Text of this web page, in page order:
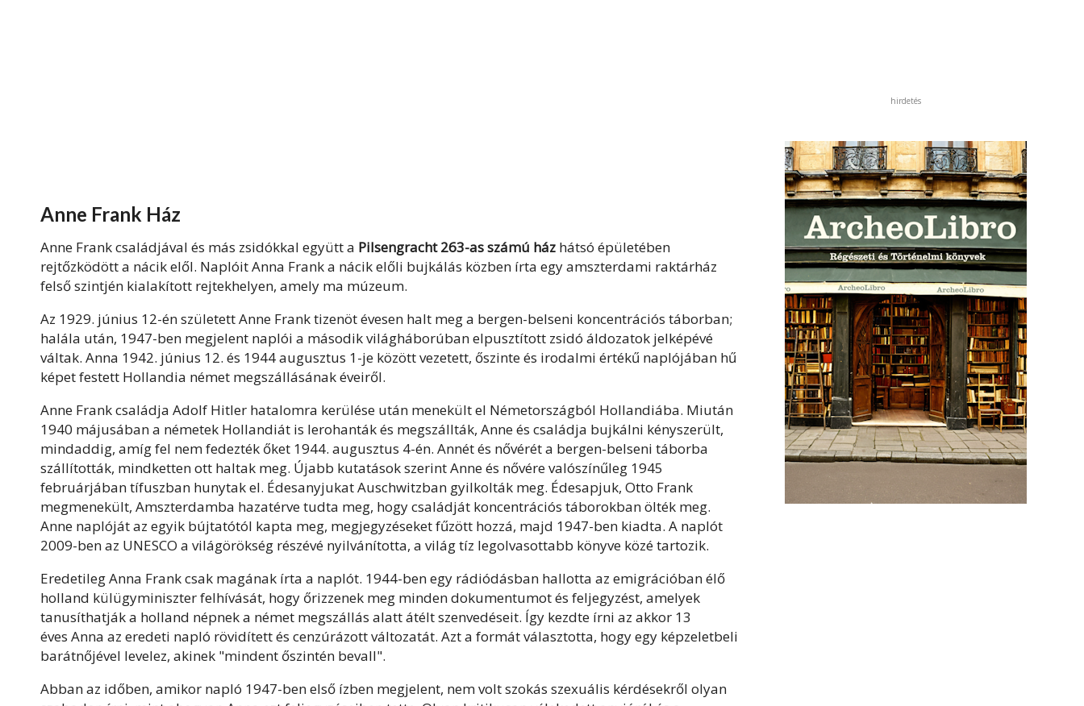
Anne Frank Ház
Anne Frankcsaládjával és más zsidókkal együtt a Pilsengracht 263-as számú ház hátsó épületében
rejtőzködött a nácik elől. NaplóitAnna Franka nácik előli bujkálás közben írta egy amszterdami raktárház
felső szintjén kialakított rejtekhelyen, amely ma múzeum.
Az 1929. június 12-én született Anne Franktizenöt évesen halt meg a bergen-belseni koncentrációs táborban;
halála után, 1947-ben megjelent naplói a második világháborúban elpusztított zsidó áldozatok jelképévé
váltak. Anna 1942. június 12. és 1944 augusztus 1-je között vezetett, őszinte és irodalmi értékű naplójában hű
képet festett Hollandia német megszállásának éveiről.
Anne Frank családja Adolf Hitler hatalomra kerülése után menekült el Németországból Hollandiába. Miután
1940 májusában a németek Hollandiát is lerohanták és megszállták, Anne és családja bujkálni kényszerült,
mindaddig, amíg fel nem fedezték őket 1944. augusztus 4-én. Annét és nővérét a bergen-belseni táborba
szállították, mindketten ott haltak meg. Újabb kutatások szerint Anne és nővére valószínűleg 1945
februárjában tífuszban hunytak el. Édesanyjukat Auschwitzban gyilkolták meg. Édesapjuk, Otto Frank
megmenekült, Amszterdamba hazatérve tudta meg, hogy családját koncentrációs táborokban ölték meg.
Anne naplóját az egyik bújtatótól kapta meg, megjegyzéseket fűzött hozzá, majd 1947-ben kiadta. A naplót
2009-ben az UNESCO a világörökség részévé nyilvánította, a világ tíz legolvasottabb könyve közé tartozik.
EredetilegAnna Frankcsak magának írta a naplót. 1944-ben egy rádiódásban hallotta az emigrációban élő
holland külügyminiszter felhívását, hogy őrizzenek meg minden dokumentumot és feljegyzést, amelyek
tanusíthatják a holland népnek a német megszállás alatt átélt szenvedéseit. Így kezdte írni az akkor 13
éves Anna az eredeti napló rövidített és cenzúrázott változatát. Azt a formát választotta, hogy egy képzeletbeli
barátnőjével levelez, akinek "mindent őszintén bevall".
Abban az időben, amikor napló 1947-ben első ízben megjelent, nem volt szokás szexuális kérdésekről olyan
hirdetés